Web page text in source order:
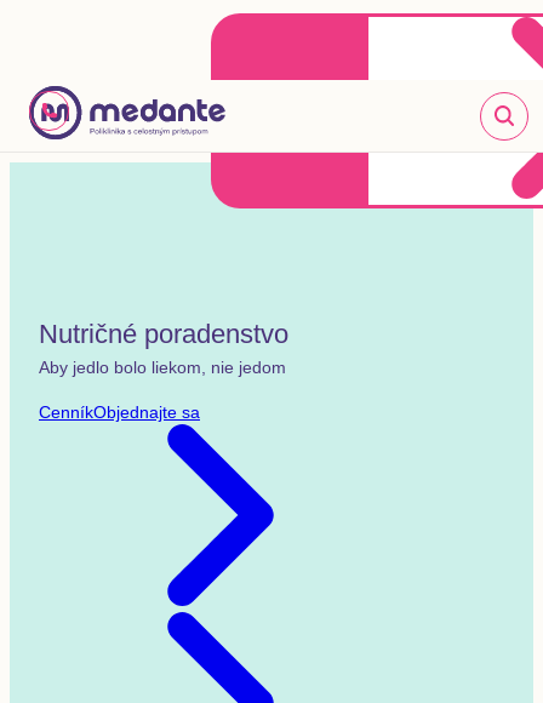
Klientske centrum
+421 2 20 302 303
Nutričné poradenstvo
Aby jedlo bolo liekom, nie jedom
CenníkObjednajte sa